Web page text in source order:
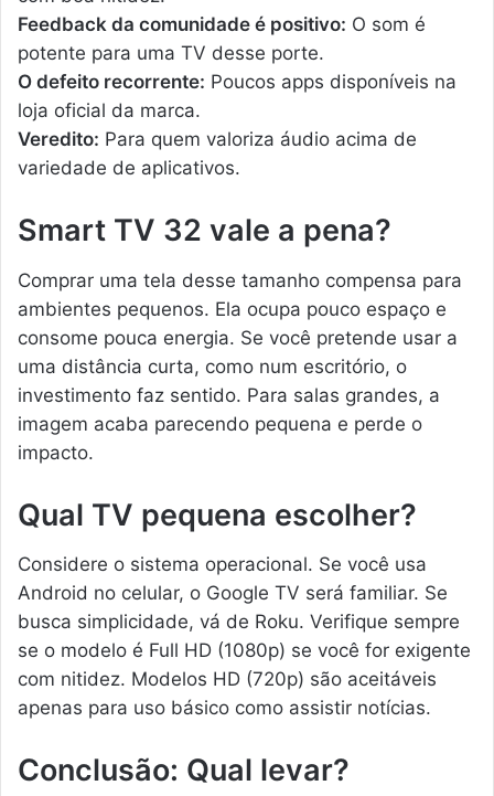
Feedback da comunidade é positivo: O som é
potente para uma TV desse porte.
O defeito recorrente: Poucos apps disponíveis na
loja oficial da marca.
Veredito: Para quem valoriza áudio acima de
variedade de aplicativos.
Smart TV 32 vale a pena?
Comprar uma tela desse tamanho compensa para
ambientes pequenos. Ela ocupa pouco espaço e
consome pouca energia. Se você pretende usar a
uma distância curta, como num escritório, o
investimento faz sentido. Para salas grandes, a
imagem acaba parecendo pequena e perde o
impacto.
Qual TV pequena escolher?
Considere o sistema operacional. Se você usa
Android no celular, o Google TV será familiar. Se
busca simplicidade, vá de Roku. Verifique sempre
se o modelo é Full HD (1080p) se você for exigente
com nitidez. Modelos HD (720p) são aceitáveis
apenas para uso básico como assistir notícias.
Conclusão: Qual levar?